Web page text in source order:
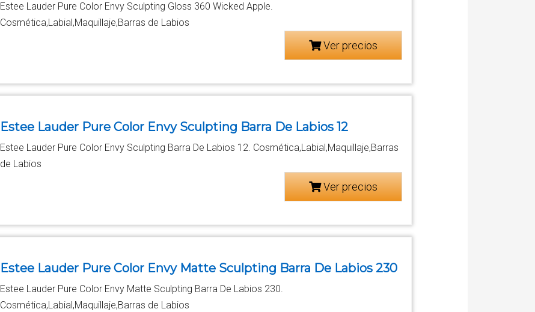
Estee Lauder Pure Color Envy Sculpting Gloss 360 Wicked Apple.
Cosmética,Labial,Maquillaje,Barras de Labios
Ver precios
Estee Lauder Pure Color Envy Sculpting Barra De Labios 12
Estee Lauder Pure Color Envy Sculpting Barra De Labios 12. Cosmética,Labial,Maquillaje,Barras
de Labios
Ver precios
Estee Lauder Pure Color Envy Matte Sculpting Barra De Labios 230
Estee Lauder Pure Color Envy Matte Sculpting Barra De Labios 230.
Cosmética,Labial,Maquillaje,Barras de Labios